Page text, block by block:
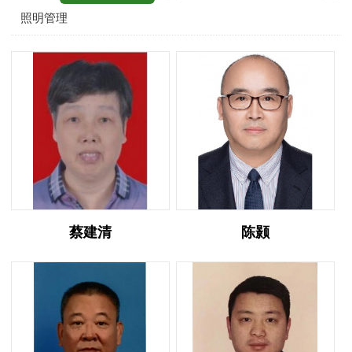
照明管理
蔡建清 陈颢